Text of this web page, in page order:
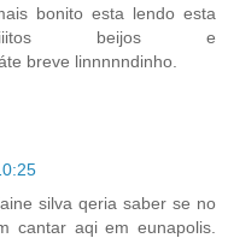
bonito esta lendo esta
beijos e
breve linnnnndinho.
silva qeria saber se no
cantar aqi em eunapolis.